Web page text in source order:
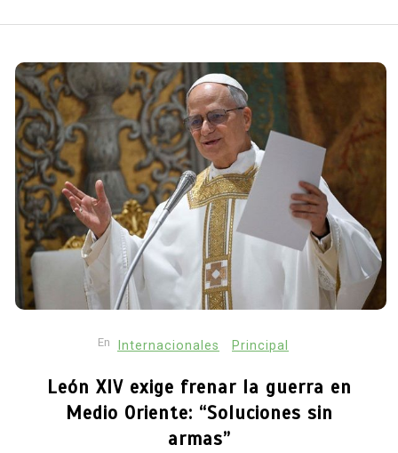
En Internacionales Principal
León XIV exige frenar la guerra en
Medio Oriente: “Soluciones sin
armas”